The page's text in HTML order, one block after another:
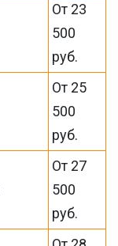
От 23
500
руб.
От 25
500
руб.
От 27
500
руб.